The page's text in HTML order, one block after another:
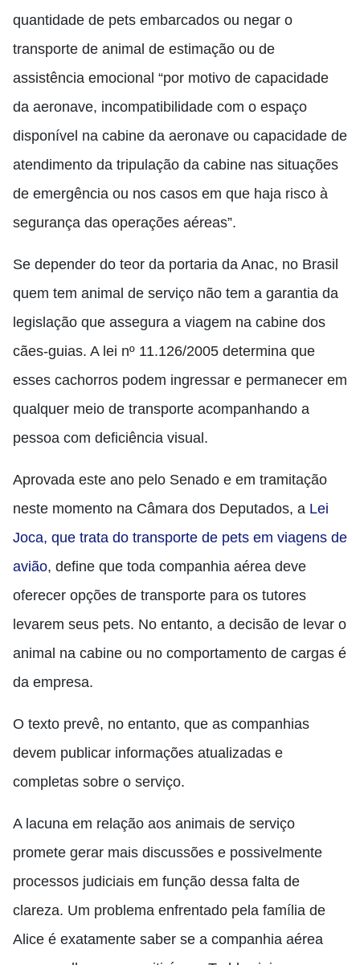
quantidade de pets embarcados ou negar o
transporte de animal de estimação ou de
assistência emocional “por motivo de capacidade
da aeronave, incompatibilidade com o espaço
disponível na cabine da aeronave ou capacidade de
atendimento da tripulação da cabine nas situações
de emergência ou nos casos em que haja risco à
segurança das operações aéreas”.
Se depender do teor da portaria da Anac, no Brasil
quem tem animal de serviço não tem a garantia da
legislação que assegura a viagem na cabine dos
cães-guias. A lei nº 11.126/2005 determina que
esses cachorros podem ingressar e permanecer em
qualquer meio de transporte acompanhando a
pessoa com deficiência visual.
Aprovada este ano pelo Senado e em tramitação
neste momento na Câmara dos Deputados, a Lei
Joca, que trata do transporte de pets em viagens de
avião, define que toda companhia aérea deve
oferecer opções de transporte para os tutores
levarem seus pets. No entanto, a decisão de levar o
animal na cabine ou no comportamento de cargas é
da empresa.
O texto prevê, no entanto, que as companhias
devem publicar informações atualizadas e
completas sobre o serviço.
A lacuna em relação aos animais de serviço
promete gerar mais discussões e possivelmente
processos judiciais em função dessa falta de
clareza. Um problema enfrentado pela família de
Alice é exatamente saber se a companhia aérea